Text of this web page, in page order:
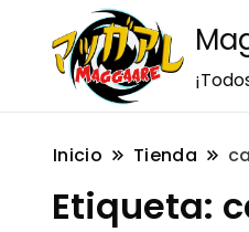
Inicio Tienda
Etiqueta: